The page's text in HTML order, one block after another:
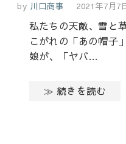
by 川口商事 2021年7月7
私たちの天敵、雪と
こがれの「あの帽子
娘が、「ヤバ…
≫ 続きを読む